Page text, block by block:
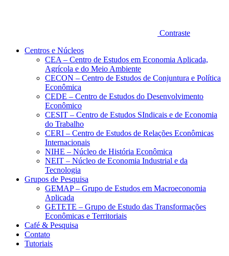
Contraste
Centros e Núcleos
CEA – Centro de Estudos em Economia Aplicada,
Agrícola e do Meio Ambiente
CECON – Centro de Estudos de Conjuntura e Política
Econômica
CEDE – Centro de Estudos do Desenvolvimento
Econômico
CESIT – Centro de Estudos SIndicais e de Economia
do Trabalho
CERI – Centro de Estudos de Relações Econômicas
Internacionais
NIHE – Núcleo de História Econômica
NEIT – Núcleo de Economia Industrial e da
Tecnologia
Grupos de Pesquisa
GEMAP – Grupo de Estudos em Macroeconomia
Aplicada
GETETE – Grupo de Estudo das Transformações
Econômicas e Territoriais
Café & Pesquisa
Contato
Tutoriais